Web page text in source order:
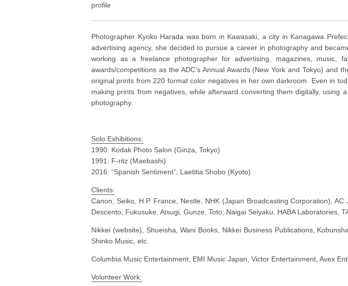
profile
Photographer Kyoko Harada was born in Kawasaki, a city in Kanagawa
advertising agency, she decided to pursue a career in photography and
working as a freelance photographer for advertising, magazines,
awards/competitions as the ADC’s Annual Awards (New York and Tokyo)
original prints from 220 format color negatives in her own darkroom. Even in
making prints from negatives, while afterward converting them digitally,
photography.
Solo Exhibitions:
1990: Kodak Photo Salon (Ginza, Tokyo)
1991: F-ritz (Maebashi)
2016: “Spanish Sentiment”, Laetitia Shobo (Kyoto)
Clients:
Canon, Seiko, H.P. France, Nestle, NHK (Japan Broadcasting Corporation),
Descento, Fukusuke, Atsugi, Gunze, Toto, Naigai Seiyaku, HABA Laboratories,
Nikkei (website), Shueisha, Wani Books, Nikkei Business Publications,
Shinko Music, etc.
Columbia Music Entertainment, EMI Music Japan, Victor Entertainment, Avex
Volunteer Work: